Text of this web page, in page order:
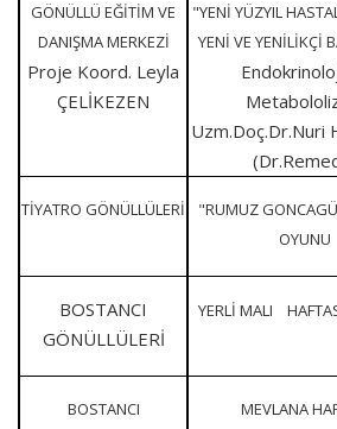
GÖNÜLLÜ EĞİTİM VE
DANIŞMA MERKEZİ
Proje Koord. Leyla
ÇELİKEZEN
"YENİ YÜZYIL
YENİ VE YENİLİKÇİ
Uzm.Doç.Dr.Nuri
TİYATRO GÖNÜLLÜLERİ
"RUMUZ
OYUNU
BOSTANCI
GÖNÜLLÜLERİ
YERLİ MALI
BOSTANCI
MEVLANA